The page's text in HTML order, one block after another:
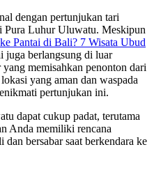
dengan pertunjukan tari
Pura Luhur Uluwatu. Meskipun
Pantai di Bali? 7 Wisata Ubud
juga berlangsung di luar
memisahkan penonton dari
yang aman dan waspada
pertunjukan ini.
dapat cukup padat, terutama
Anda memiliki rencana
bersabar saat berkendara ke